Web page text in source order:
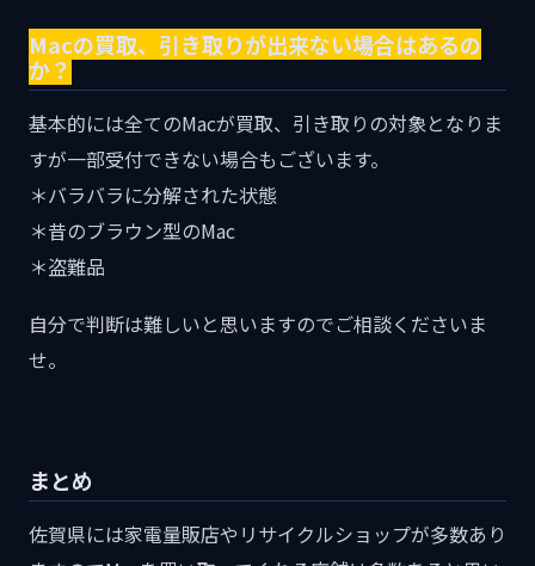
Macの買取、引き取りが出来ない場合はあるの
か？
基本的には全てのMacが買取、引き取りの対象となりま
すが一部受付できない場合もございます。
＊バラバラに分解された状態
＊昔のブラウン型のMac
＊盗難品
自分で判断は難しいと思いますのでご相談くださいま
せ。
まとめ
佐賀県には家電量販店やリサイクルショップが多数あり